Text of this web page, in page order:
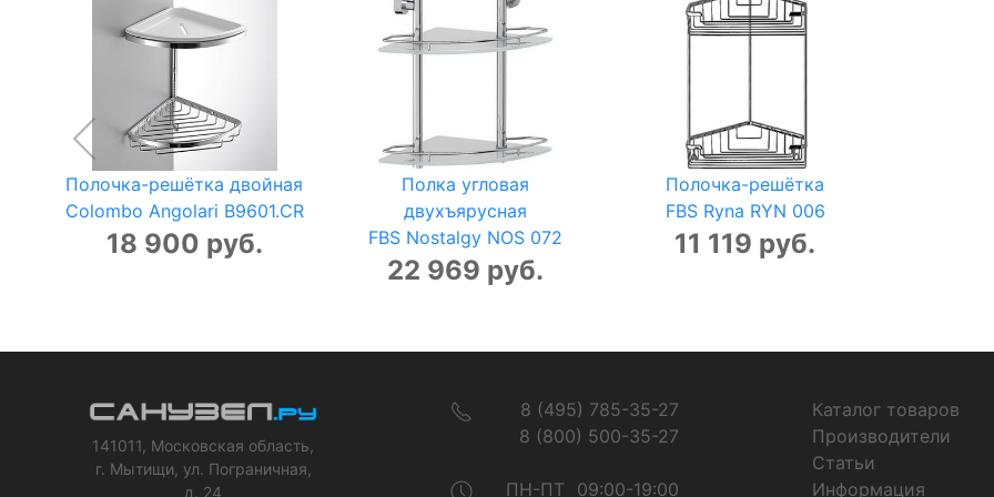
Полочка-решётка двойная
Colombo Angolari B9601.CR
18 900 руб.
Полка угловая
двухъярусная
FBS Nostalgy NOS 072
22 969 руб.
Полочка-решётка
FBS Ryna RYN 006
11 119 руб.
141011, Московская область,
г. Мытищи, ул. Пограничная,
д. 24
8 (495) 785-35-27
8 (800) 500-35-27
ПН-ПТ 09:00-19:00
Каталог товаров
Производители
Статьи
Информация